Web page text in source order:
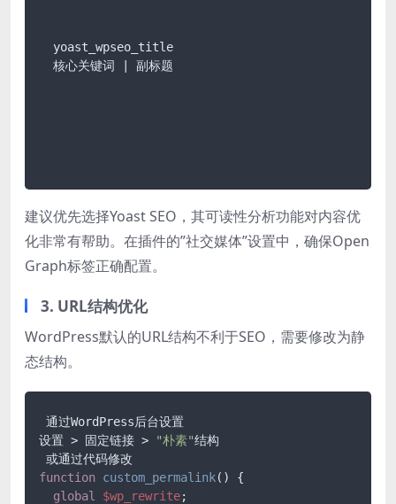
  yoast_wpseo_title
  核心关键词 | 副标题
建议优先选择Yoast SEO，其可读性分析功能对内容优
化非常有帮助。在插件的”社交媒体”设置中，确保Open
Graph标签正确配置。
3. URL结构优化
WordPress默认的URL结构不利于SEO，需要修改为静
态结构。
通过WordPress后台设置
设置 > 固定链接 >
"朴素"结构
function custom_permalink( ) {
global
$wp_rewrite;